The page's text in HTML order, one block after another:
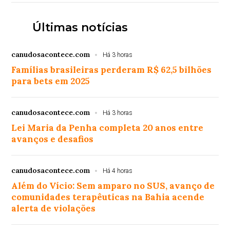
Últimas notícias
canudosacontece.com Há 3 horas
Famílias brasileiras perderam R$ 62,5 bilhões
para bets em 2025
canudosacontece.com Há 3 horas
Lei Maria da Penha completa 20 anos entre
avanços e desafios
canudosacontece.com Há 4 horas
Além do Vício: Sem amparo no SUS, avanço de
comunidades terapêuticas na Bahia acende
alerta de violações